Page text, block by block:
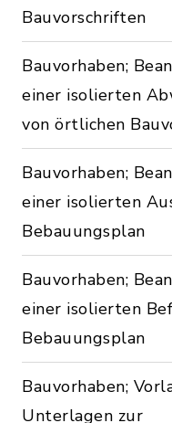
Bauvorschriften
Bauvorhaben;
einer isolierten
von örtlichen
Bauvorhaben;
einer isolierten
Bebauungsplan
Bauvorhaben;
einer isolierten
Bebauungsplan
Bauvorhaben;
Unterlagen zur